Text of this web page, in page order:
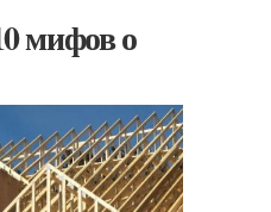
мифов о